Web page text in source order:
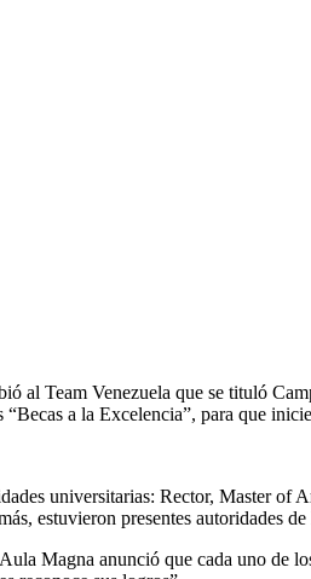
al Team Venezuela que se tituló
a la Excelencia”, para que
universitarias: Rector, Master
estuvieron presentes autoridades
Magna anunció que cada uno de